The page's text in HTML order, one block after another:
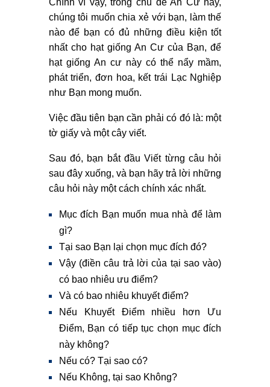
chúng tôi muốn chia xẻ với bạn, làm thế
nào để bạn có đủ những điều kiện tốt
nhất cho hạt giống An Cư của Bạn, để
hạt giống An cư này có thể nẩy mầm,
phát triển, đơn hoa, kết trái Lạc Nghiệp
như Bạn mong muốn.
Việc đầu tiên bạn cần phải có đó là: một
tờ giấy và một cây viết.
Sau đó, bạn bắt đầu Viết từng câu hỏi
sau đây xuống, và bạn hãy trả lời những
câu hỏi này một cách chính xác nhất.
Mục đích Bạn muốn mua nhà để làm
gì?
Tại sao Bạn lại chọn mục đích đó?
Vậy (điền câu trả lời của tại sao vào)
có bao nhiêu ưu điểm?
Và có bao nhiêu khuyết điểm?
Nếu Khuyết Điểm nhiều hơn Ưu
Điểm, Bạn có tiếp tục chọn mục đích
này không?
Nếu có? Tại sao có?
Nếu Không, tại sao Không?